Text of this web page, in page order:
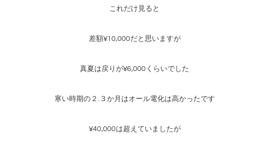
これだけ見ると
差額¥10,000だと思いますが
真夏は戻りが¥6,000くらいでした
寒い時期の２.３か月はオール電化は高かったです
¥40,000は超えていましたが